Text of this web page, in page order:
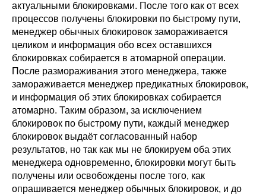
актуальными блокировками. После того как от всех
процессов получены блокировки по быстрому пути,
менеджер обычных блокировок замораживается
целиком и информация обо всех оставшихся
блокировках собирается в атомарной операции.
После размораживания этого менеджера, также
замораживается менеджер предикатных блокировок,
и информация об этих блокировках собирается
атомарно. Таким образом, за исключением
блокировок по быстрому пути, каждый менеджер
блокировок выдаёт согласованный набор
результатов, но так как мы не блокируем оба этих
менеджера одновременно, блокировки могут быть
получены или освобождены после того, как
опрашивается менеджер обычных блокировок, и до